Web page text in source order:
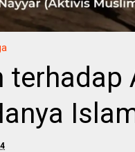
terhadap